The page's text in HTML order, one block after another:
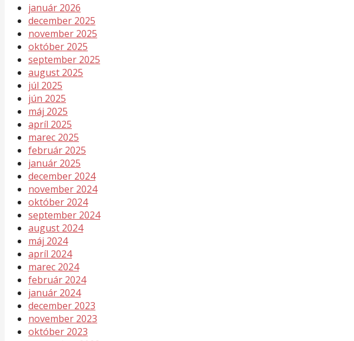
január 2026
december 2025
november 2025
október 2025
september 2025
august 2025
júl 2025
jún 2025
máj 2025
apríl 2025
marec 2025
február 2025
január 2025
december 2024
november 2024
október 2024
september 2024
august 2024
máj 2024
apríl 2024
marec 2024
február 2024
január 2024
december 2023
november 2023
október 2023